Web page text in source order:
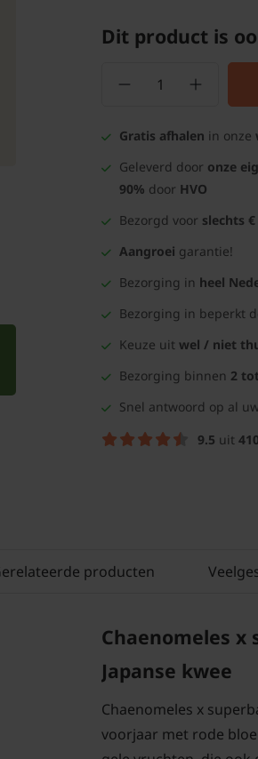
Dit product is
Gratis afhalen in onze
Geleverd door onze
90% door HVO
Bezorgd voor slechts €
Aangroei garantie!
Bezorging in heel
Bezorging in beperkt
Keuze uit wel / niet
Bezorging binnen 2
Snel antwoord op al
9.5 uit
producten
Chaenomeles x
Japanse kwee
Chaenomeles x
voorjaar met rode